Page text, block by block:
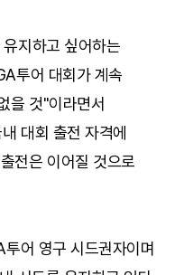
지하고 싶어하는
투어 대회가 계속
을 것"이라면서
대회 출전 자격에
전은 이어질 것으로
어 영구 시드권자이며